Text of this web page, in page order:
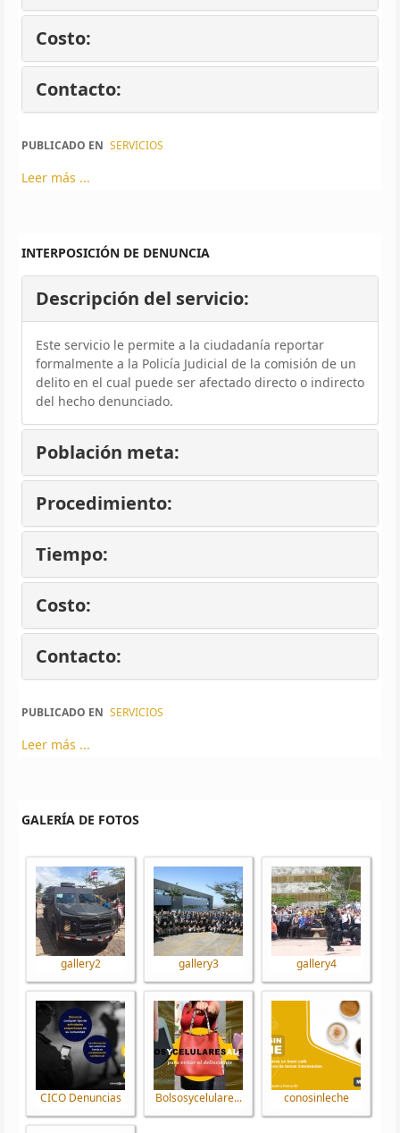
Costo:
Contacto:
PUBLICADO EN SERVICIOS
Leer más ...
INTERPOSICIÓN DE DENUNCIA
Descripción del servicio:
Este servicio le permite a la ciudadanía reportar
formalmente a la Policía Judicial de la comisión de un
delito en el cual puede ser afectado directo o indirecto
del hecho denunciado.
Población meta:
Procedimiento:
Tiempo:
Costo:
Contacto:
PUBLICADO EN SERVICIOS
Leer más ...
GALERÍA DE FOTOS
gallery2 gallery3 gallery4
CICO Denuncias Bolsosycelulare... conosinleche